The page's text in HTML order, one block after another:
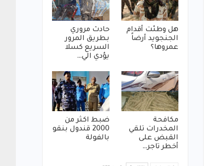
هل وطئت أقدام
الجنجويد أرضاً
عمروها؟
حادث مروري
بطريق المرور
السريع كسلا
يؤدي الي…
مكافحة
المخدرات تلقي
القبض على
أخطر تاجر…
ضبط اكثر من
2000 قندول بنقو
بالفولة